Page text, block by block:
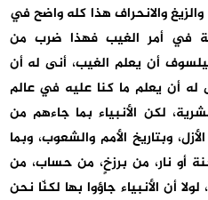
والانحراف هذا كله واضح في
في أمر الغيب فهذا ضرب من
أن يعلم الغيب، أنى له أن
أن يعلم ما كنا عليه في عالم
لكن الأنبياء بما جاءهم من
وبتاريخ الأمم والشعوب، وبما
أو نار، من برزخٍ، من حساب، من
أن الأنبياء جاؤوا بها لكنّا نحن